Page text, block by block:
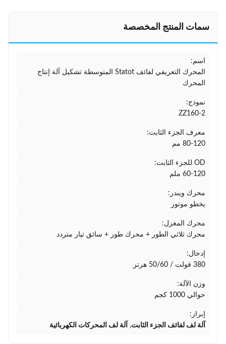
سمات المنتج المخصصة
اسم:
المحرك التعريفي لفائف Statot المتوسطة تشكيل آلة إنتاج
المحرك
نموذج:
ZZ160-2
معرف الجزء الثابت:
80-120 مم
OD للجزء الثابت:
60-120 ملم
محرك ويندر:
يخطو موتور
محرك المغزل:
محرك ثلاثي الطور + محرك طور + سائق تيار متردد
إدخال:
380 فولت / 50/60 هرتز
وزن الآلة:
حوالي 1000 كجم
إبراز:
آلة لف لفائف الجزء الثابت, آلة لف المحركات الكهربائية